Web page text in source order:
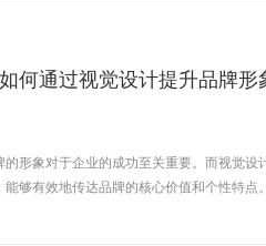
何通过视觉设计提升品牌形
形象对于企业的成功至关重要。而视觉设
够有效地传达品牌的核心价值和个性特点